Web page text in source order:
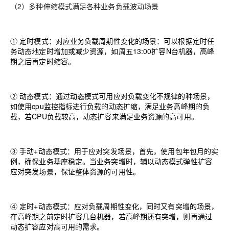
（2）多种伸缩模式满足各种业务负载波动场景
① 定时模式：对应业务负载周期性变化的场景：可以根据定时任
务动态地定时增加或减少资源，如周五13:00扩容N台机器，高峰
期之后再定时缩容。
② 动态模式：通过动态模式可用应对负载变化不规律的种场景，
如使用cpu监控指标进行负载的动态扩缩，满足业务高峰期的负
载，若CPU负载较高，动态扩容来满足业务资源的高可用。
③ 手动+动态模式：用于应对突发场景，首先，使用包年包月的实
例，确保业务基座稳定。当业务突增时，辅以动态模式弹性扩容
应对突发场景，保证整体资源的可用性。
④ 定时+动态模式：应对负载周期性变化，同时又有突增的场景，
在高峰期之前定时扩容几台机器，若高峰期还有突增，则再通过
动态扩容应对高可用的需求。